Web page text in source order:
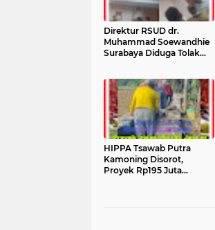
Direktur RSUD dr.
Muhammad Soewandhie
Surabaya Diduga Tolak
Kasus Dugaan Kelalaian
Medis Memanas
HIPPA Tsawab Putra
Kamoning Disorot,
Proyek Rp195 Juta